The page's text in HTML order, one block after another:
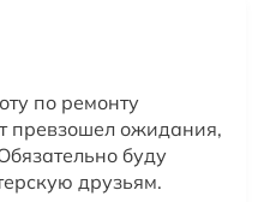
по ремонту
превзошел ожидания,
буду
друзьям.